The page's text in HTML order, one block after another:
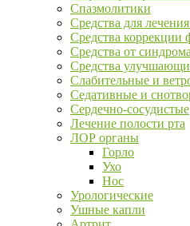
Спазмолитики
Средства для
Средства коррекции
Средства от
Средства
Слабительные и
Седативные и
Сердечно-сосудистые
Лечение полости рта
ЛОР органы
Горло
Ухо
Нос
Урологические
Ушные капли